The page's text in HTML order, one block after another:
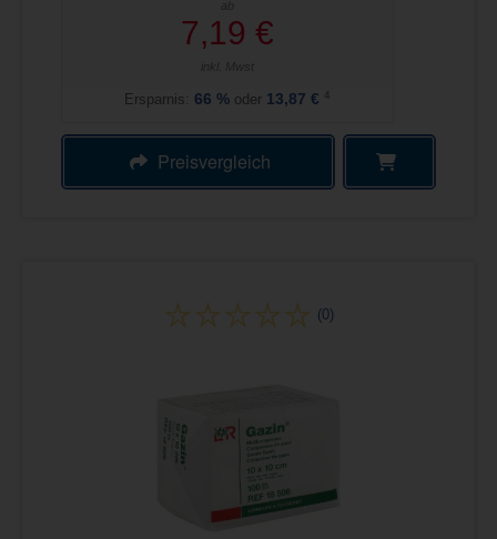
ab
7,19 €
inkl. Mwst
Ersparnis: 66 % oder 13,87 € 4
Preisvergleich
(0)